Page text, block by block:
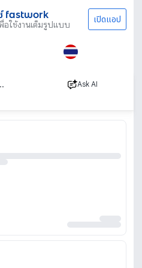
fastwork
อใช้งานเต็มรูปแบบ เปิดแอป
Ask AI
ดูดวง โหราศาสตร์ ความเชื่อ
ม